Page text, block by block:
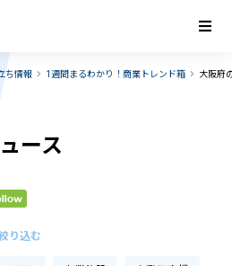
ち情報 1週間まるわかり！商業トレンド箱 大阪府
ース
り込む